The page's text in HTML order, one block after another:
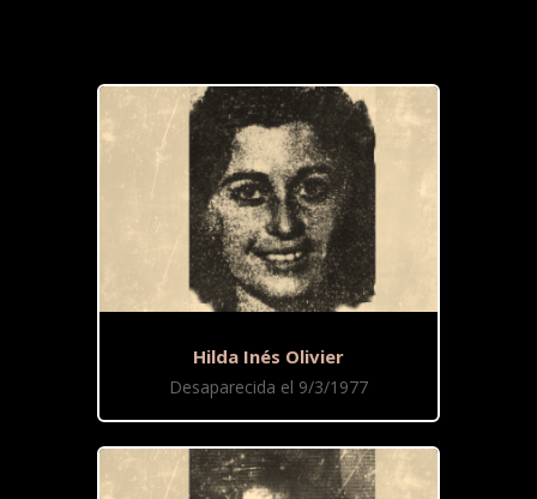
Hilda Inés Olivier
Desaparecida el 9/3/1977